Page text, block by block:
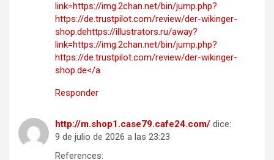
link=https://img.2chan.net/bin/jump.php?
https://de.trustpilot.com/review/der-wikinger-
shop.dehttps://illustrators.ru/away?
link=https://img.2chan.net/bin/jump.php?
https://de.trustpilot.com/review/der-wikinger-
shop.de</a
Responder
http://m.shop1.case79.cafe24.com/ dice:
9 de julio de 2026 a las 23:23
References: